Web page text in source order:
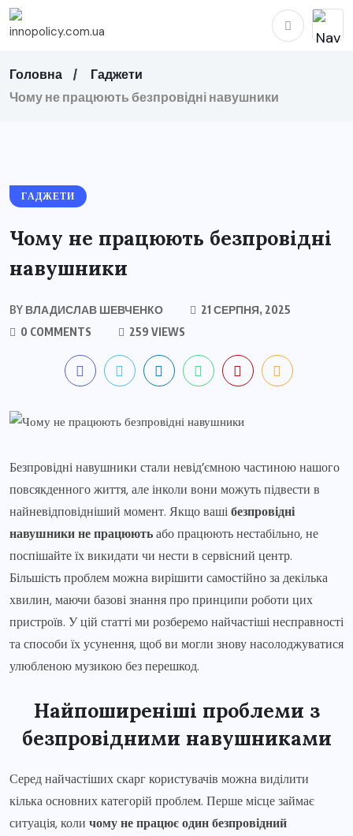
Головна
Гаджети
Чому не працюють безпровідні навушники
ГАДЖЕТИ
Чому не працюють безпровідні
навушники
BY ВЛАДИСЛАВ ШЕВЧЕНКО
21 СЕРПНЯ, 2025
0 COMMENTS
259 VIEWS
Безпровідні навушники стали невід’ємною частиною нашого
повсякденного життя, але інколи вони можуть підвести в
найневідповідніший момент. Якщо вашібезпровідні
навушники не працюютьабо працюють нестабільно, не
поспішайте їх викидати чи нести в сервісний центр.
Більшість проблем можна вирішити самостійно за декілька
хвилин, маючи базові знання про принципи роботи цих
пристроїв. У цій статті ми розберемо найчастіші несправності
та способи їх усунення, щоб ви могли знову насолоджуватися
улюбленою музикою без перешкод.
Найпоширеніші проблеми з
безпровідними навушниками
Серед найчастіших скарг користувачів можна виділити
кілька основних категорій проблем. Перше місце займає
ситуація, коли чому не працює один безпровідний